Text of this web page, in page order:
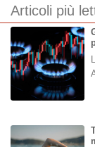
Articoli più